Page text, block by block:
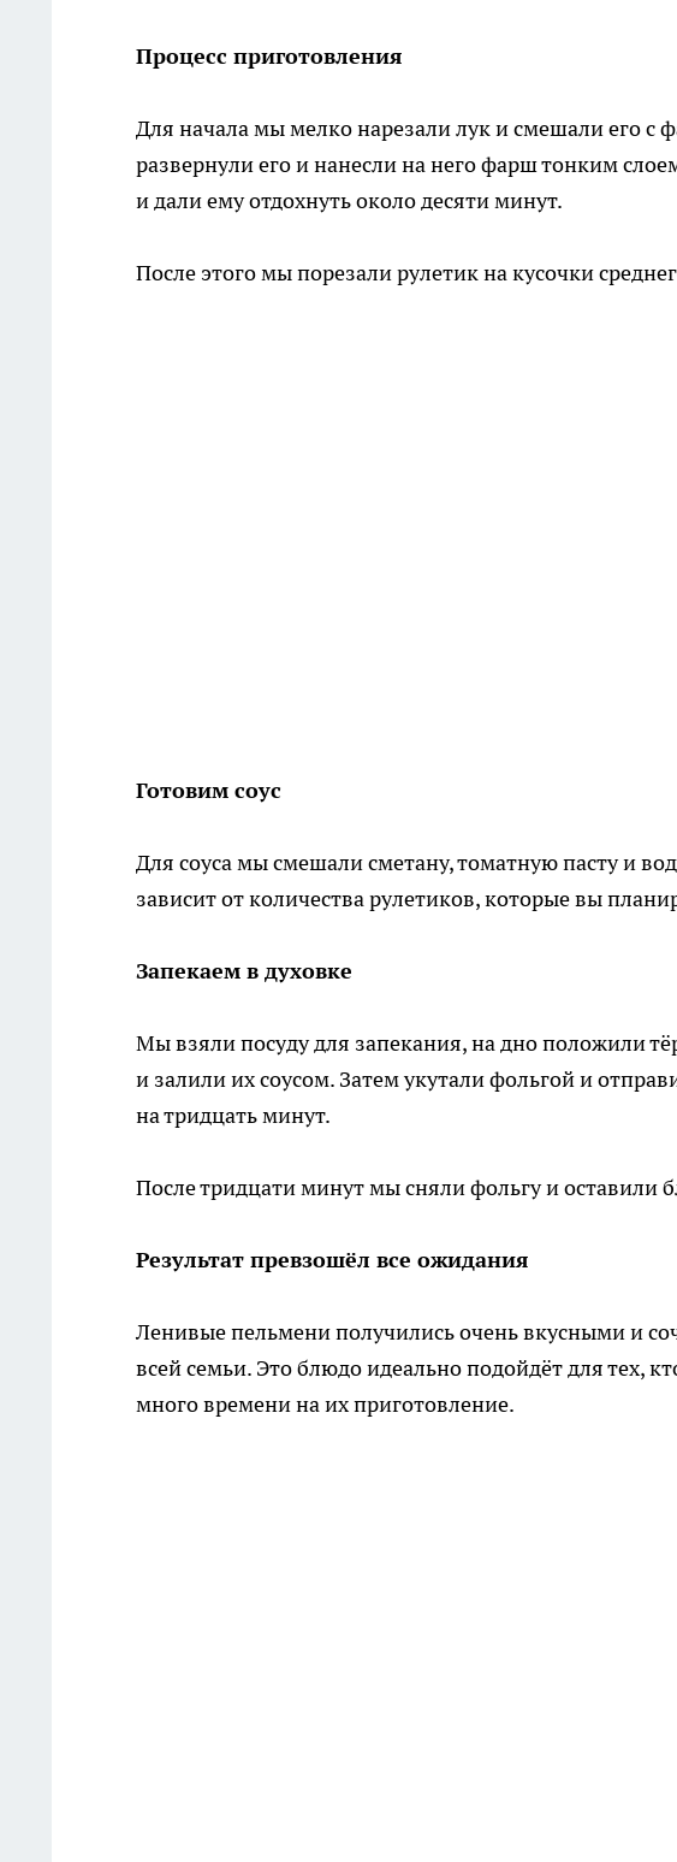
Процесс приготовления
Для начала мы мелко нарезали лук и смешали его с
развернули его и нанесли на него фарш тонким
и дали ему отдохнуть около десяти минут.
После этого мы порезали рулетик на кусочки
Готовим соус
Для соуса мы смешали сметану, томатную пасту и
зависит от количества рулетиков, которые вы
Запекаем в духовке
Мы взяли посуду для запекания, на дно положили
и залили их соусом. Затем укутали фольгой и
на тридцать минут.
После тридцати минут мы сняли фольгу и оставили
Результат превзошёл все ожидания
Ленивые пельмени получились очень вкусными и
всей семьи. Это блюдо идеально подойдёт для тех,
много времени на их приготовление.